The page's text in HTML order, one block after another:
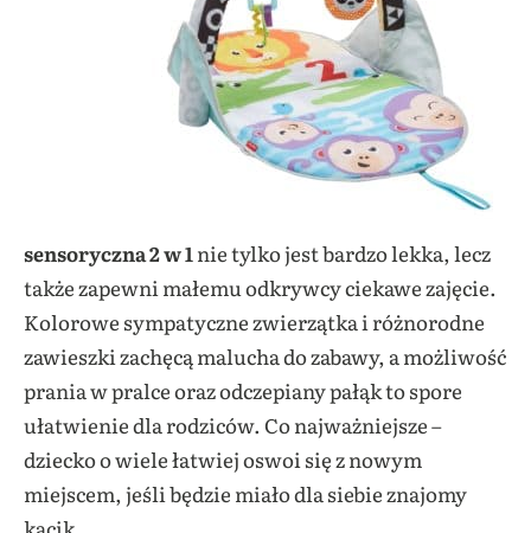
sensoryczna 2 w 1nie tylko jest bardzo lekka, lecz
także zapewni małemu odkrywcy ciekawe zajęcie.
Kolorowe sympatyczne zwierzątka i różnorodne
zawieszki zachęcą malucha do zabawy, a możliwość
prania w pralce oraz odczepiany pałąk to spore
ułatwienie dla rodziców. Co najważniejsze –
dziecko o wiele łatwiej oswoi się z nowym
miejscem, jeśli będzie miało dla siebie znajomy